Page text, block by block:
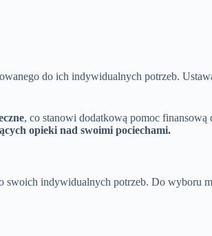
do ich indywidualnych potrzeb.
, co stanowi dodatkową pomoc finansową
opieki nad swoimi pociechami.
swoich indywidualnych potrzeb. Do wyboru